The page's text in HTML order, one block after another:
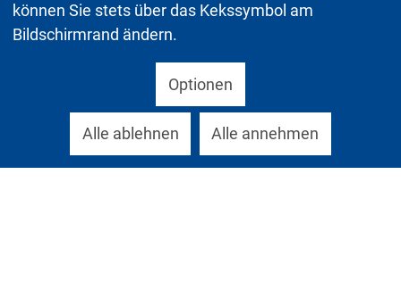
können Sie stets über das Kekssymbol am
Bildschirmrand ändern.
Optionen
Alle ablehnen Alle annehmen